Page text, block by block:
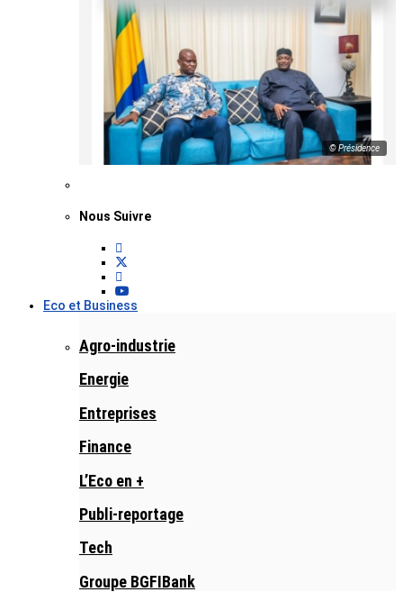
© Présidence
Nous Suivre
Eco et Business
Agro-industrie
Energie
Entreprises
Finance
L’Eco en +
Publi-reportage
Tech
Groupe BGFIBank